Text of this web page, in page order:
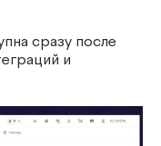
сразу после
и